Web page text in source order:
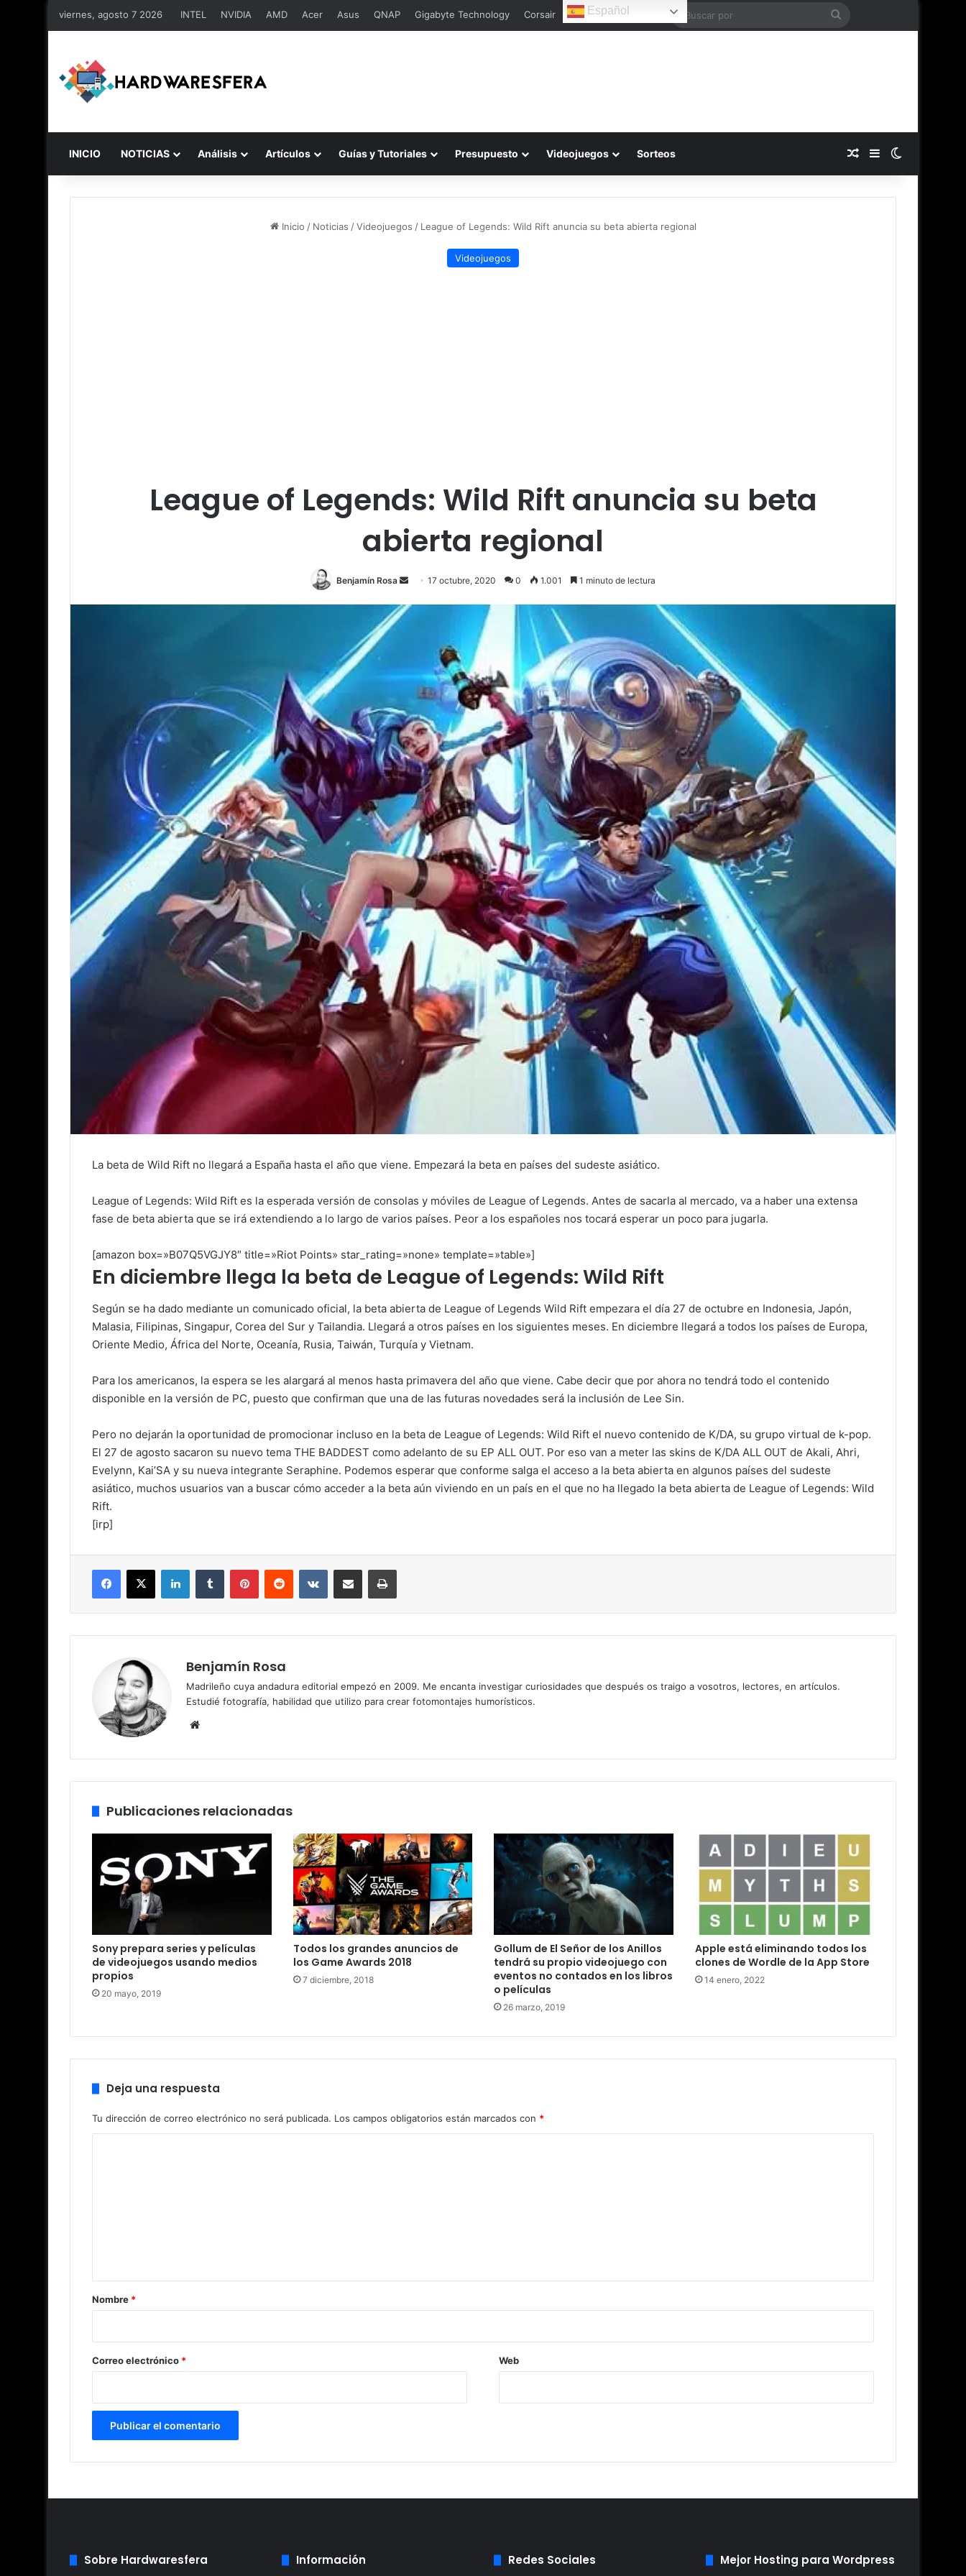
viernes, agosto 7 2026 INTEL NVIDIA AMD Acer Asus QNAP Gigabyte Technology Corsair Español
Buscar
INICIO NOTICIAS Análisis Artículos Guías y Tutoriales Presupuesto Videojuegos Sorteos Publicación al azar
Barra lateral
Inicio / Noticias / Videojuegos / League of Legends: Wild Rift anuncia su beta abierta regional
Videojuegos
League of Legends: Wild Rift anuncia su beta
abierta regional
Benjamín Rosa
Send
email
17 octubre, 2020 0 1.001 1 minuto de lectura
La beta de Wild Rift no llegará a España hasta el año que viene. Empezará la beta en países del sudeste asiático.
League of Legends: Wild Rift es la esperada versión de consolas y móviles de League of Legends. Antes de sacarla al mercado, va a haber una extensa
fase de beta abierta que se irá extendiendo a lo largo de varios países. Peor a los españoles nos tocará esperar un poco para jugarla.
[amazon box=»B07Q5VGJY8″ title=»Riot Points» star_rating=»none» template=»table»]
En diciembre llega la beta de League of Legends: Wild Rift
Según se ha dado mediante un comunicado oficial, la beta abierta de League of Legends Wild Rift empezara el día 27 de octubre en Indonesia, Japón,
Malasia, Filipinas, Singapur, Corea del Sur y Tailandia. Llegará a otros países en los siguientes meses. En diciembre llegará a todos los países de Europa,
Oriente Medio, África del Norte, Oceanía, Rusia, Taiwán, Turquía y Vietnam.
Para los americanos, la espera se les alargará al menos hasta primavera del año que viene. Cabe decir que por ahora no tendrá todo el contenido
disponible en la versión de PC, puesto que confirman que una de las futuras novedades será la inclusión de Lee Sin.
Pero no dejarán la oportunidad de promocionar incluso en la beta de League of Legends: Wild Rift el nuevo contenido de K/DA, su grupo virtual de k-pop.
El 27 de agosto sacaron su nuevo tema THE BADDEST como adelanto de su EP ALL OUT. Por eso van a meter las skins de K/DA ALL OUT de Akali, Ahri,
Evelynn, Kai’SA y su nueva integrante Seraphine. Podemos esperar que conforme salga el acceso a la beta abierta en algunos países del sudeste
asiático, muchos usuarios van a buscar cómo acceder a la beta aún viviendo en un país en el que no ha llegado la beta abierta de League of Legends: Wild
Rift.
[irp]
Facebook
X LinkedInTumblr PinterestReddit VKontakteCompartir por correo electrónicoImprimir
Benjamín Rosa
Madrileño cuya andadura editorial empezó en 2009. Me encanta investigar curiosidades que después os traigo a vosotros, lectores, en artículos.
Estudié fotografía, habilidad que utilizo para crear fotomontajes humorísticos.
Publicaciones relacionadas
Sony prepara series y películas
de videojuegos usando medios
propios
20 mayo, 2019
Todos los grandes anuncios de
los Game Awards 2018
7 diciembre, 2018
Gollum de El Señor de los Anillos
tendrá su propio videojuego con
eventos no contados en los libros
o películas
26 marzo, 2019
Apple está eliminando todos los
clones de Wordle de la App Store
14 enero, 2022
Deja una respuesta
Tu dirección de correo electrónico no será publicada. Los campos obligatorios están marcados con *
r
*
Nombre *
Correo electrónico * Web
Sobre Hardwaresfera Información Redes Sociales Mejor Hosting para Wordpress